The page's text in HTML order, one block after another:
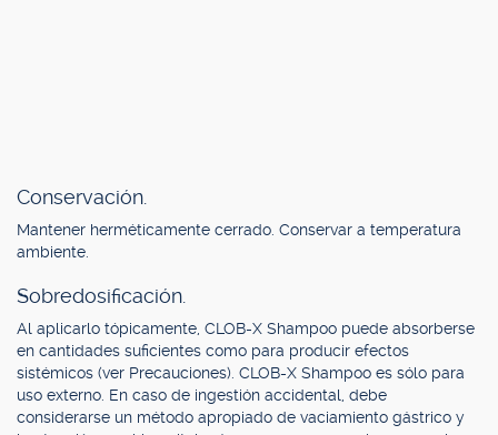
Conservación.
Mantener herméticamente cerrado. Conservar a temperatura
ambiente.
Sobredosificación.
Al aplicarlo tópicamente, CLOB-X Shampoo puede absorberse
en cantidades suficientes como para producir efectos
sistémicos (ver Precauciones). CLOB-X Shampoo es sólo para
uso externo. En caso de ingestión accidental, debe
considerarse un método apropiado de vaciamiento gástrico y